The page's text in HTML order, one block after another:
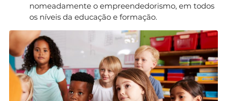
nomeadamente o empreendedorismo, em todos
os níveis da educação e formação.